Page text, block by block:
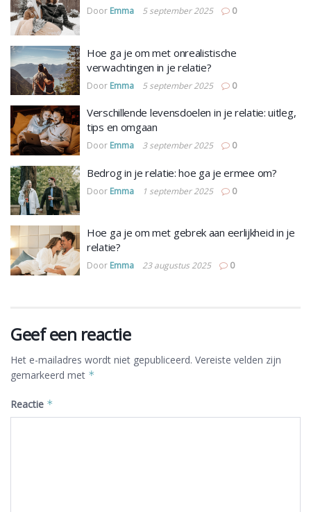
Door Emma 5 september 2025 0
Hoe ga je om met onrealistische
verwachtingen in je relatie?
Door Emma 5 september 2025 0
Verschillende levensdoelen in je relatie: uitleg,
tips en omgaan
Door Emma 3 september 2025 0
Bedrog in je relatie: hoe ga je ermee om?
Door Emma 1 september 2025 0
Hoe ga je om met gebrek aan eerlijkheid in je
relatie?
Door Emma 23 augustus 2025 0
Geef een reactie
Het e-mailadres wordt niet gepubliceerd. Vereiste velden zijn
gemarkeerd met *
Reactie *